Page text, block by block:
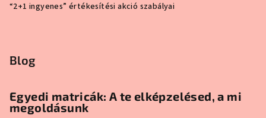
“2+1 ingyenes” értékesítési akció szabályai
Blog
Egyedi matricák: A te elképzelésed, a mi
megoldásunk